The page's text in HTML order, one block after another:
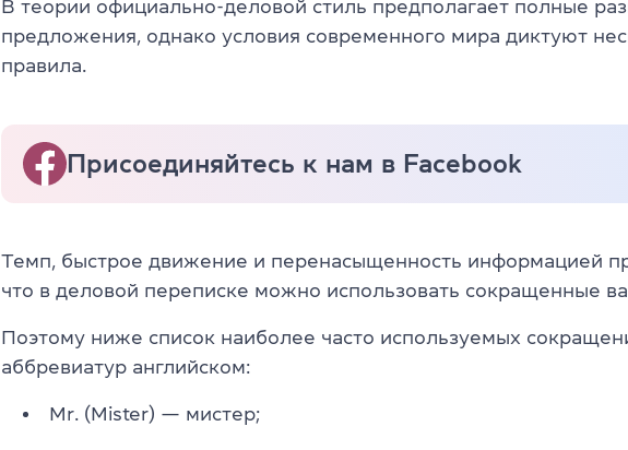
В теории официально-деловой стиль предполагает полные
предложения, однако условия современного мира диктуют
правила.
Присоединяйтесь к нам в Facebook
Темп, быстрое движение и перенасыщенность информацией
что в деловой переписке можно использовать сокращенные
Поэтому ниже список наиболее часто используемых
аббревиатур английском:
Mr. (Mister) — мистер;